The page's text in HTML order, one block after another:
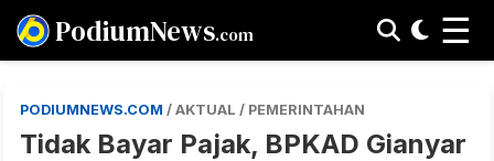
PodiumNews.com ☰
PODIUMNEWS.COM / AKTUAL / PEMERINTAHAN
Tidak Bayar Pajak, BPKAD Gianyar